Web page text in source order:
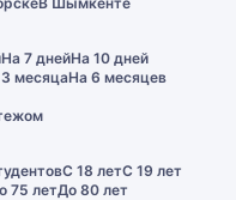
На 7 днейНа 10 дней
месяцаНа 6 месяцев
С 18 летС 19 лет
75 летДо 80 лет